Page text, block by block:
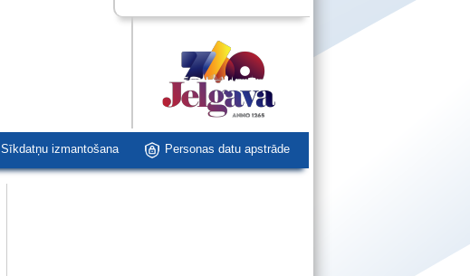
Sīkdatņu izmantošana Personas datu apstrāde